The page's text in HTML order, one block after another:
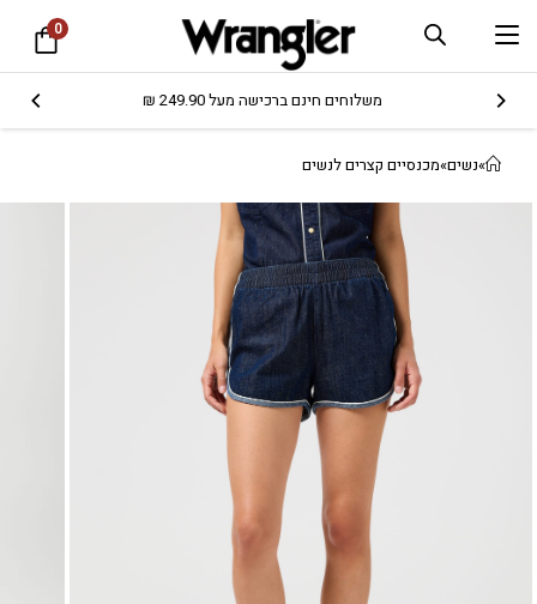
0
משלוחים חינם ברכישה מעל 249.90 ₪
»נשים»מכנסיים קצרים לנשים